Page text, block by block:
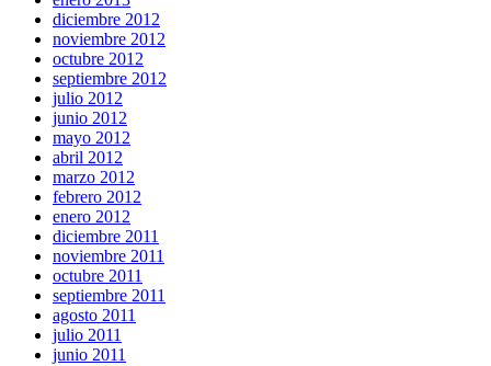
diciembre 2012
noviembre 2012
octubre 2012
septiembre 2012
julio 2012
junio 2012
mayo 2012
abril 2012
marzo 2012
febrero 2012
enero 2012
diciembre 2011
noviembre 2011
octubre 2011
septiembre 2011
agosto 2011
julio 2011
junio 2011